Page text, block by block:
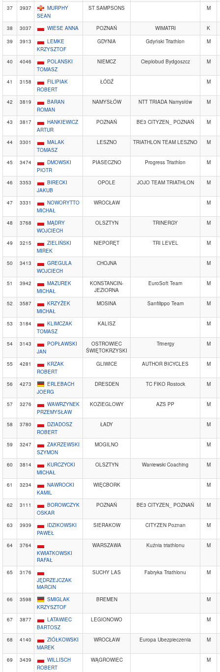
37 3937
MURPHY
SEAN
ST SAMPSONS M
38 3037 WIESE ANNA POZNAŃ WIMATRI
K
39
3913
LEMKE
KRZYSZTOF
GDYNIA Gdyński Triathlon M
40 4046
POLANSKI
TOMASZ
NIEMCZ Cieplobud Bydgoszcz M
41 3158
FILIPIAK
ROBERT
ŁÓDŹ M
42 3819
BARAN
ROMAN
NAMYSŁÓW NTT TRIADA Namysłów M
43 3817
HANKIEWICZ
ARTUR
POZNAŃ BE3 CITYZEN_ POZNAŃ M
44 3301
MALAK
TOMASZ
LESZNO TRIATHLON TEAM LESZNO M
45 3474
DMOWSKI
PIOTR
PIASECZNO Progress Triathlon M
46 3353
BIRECKI
JAKUB
OPOLE JOJO TEAM TRIATHLON M
47 3331
NOWORYTTO
MICHAŁ
WROCŁAW M
48 3768
MĄDRY
WOJCIECH
OLSZTYN TRINERGY M
49 3215
ZIELIŃSKI
MIREK
NIEPORĘT TRI LEVEL M
50 3413
GREGULA
WOJCIECH
CHOJNA M
51 3942
MAZUREK
MICHAŁ
KONSTANCIN-
JEZIORNA
EuroSoft Team M
52 3587
KRZYŻEK
MICHAŁ
MOSINA Sanfilippo Team M
53 3184
KLIMCZAK
TOMASZ
KALISZ M
54 3143
POPŁAWSKI
JAN
OSTROWIEC
ŚWIĘTOKRZYSKI
Trinergy M
55 4281
KRZAK
ROBERT
GLIWICE AUTHOR BICYCLES M
56 4273
ERLEBACH
JOERG
DRESDEN TC FIKO Rostock M
57 3276
WAWRZYNEK
PRZEMYSŁAW
KOZIEGLOWY AZS PP M
58 3780
DZIADOSZ
ROBERT
ŁADY M
59 3247
ZAKRZEWSKI
SZYMON
MOGILNO M
60 3814
KURCZYCKI
MICHAŁ
OLSZTYN Waniewski Coaching M
61 3234
NAWROCKI
KAMIL
WIĘCBORK M
62 3111
BOROWCZYK
OSKAR
POZNAŃ BE3 CITYZEN_ POZNAŃ M
63 3939
IDZIKOWSKI
PAWEŁ
SIERAKOW CITYZEN Poznan M
64
3764
KWIATKOWSKI
RAFAŁ
WARSZAWA Kuźnia triathlonu M
65
3176
JĘDRZEJCZAK
MARCIN
SUCHY LAS Fabryka Triathlonu M
66 3598
SMIGLAK
KRZYSZTOF
BREMEN M
67 3877
LATAWIEC
BARTOSZ
LEGIONOWO M
68 4140
ZIÓŁKOWSKI
MAREK
WROCŁAW Europa Ubezpieczenia M
69 3439
WILLISCH
ROBERT
WĄGROWIEC M